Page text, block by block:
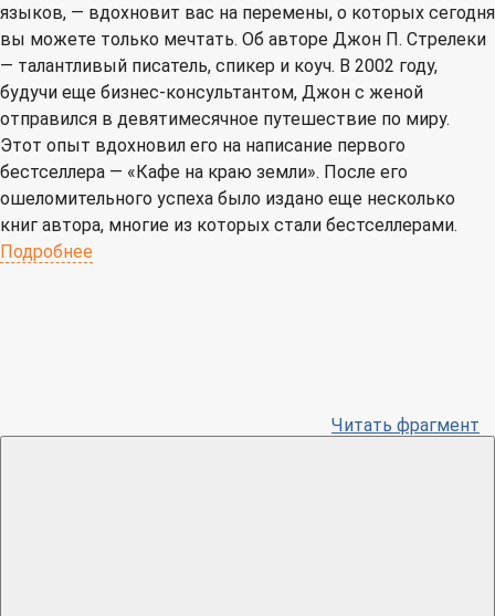
языков, — вдохновит вас на перемены, о которых сегодня
вы можете только мечтать. Об авторе Джон П. Стрелеки
— талантливый писатель, спикер и коуч. В 2002 году,
будучи еще бизнес-консультантом, Джон с женой
отправился в девятимесячное путешествие по миру.
Этот опыт вдохновил его на написание первого
бестселлера — «Кафе на краю земли». После его
ошеломительного успеха было издано еще несколько
книг автора, многие из которых стали бестселлерами.
Подробнее
Читать фрагмент